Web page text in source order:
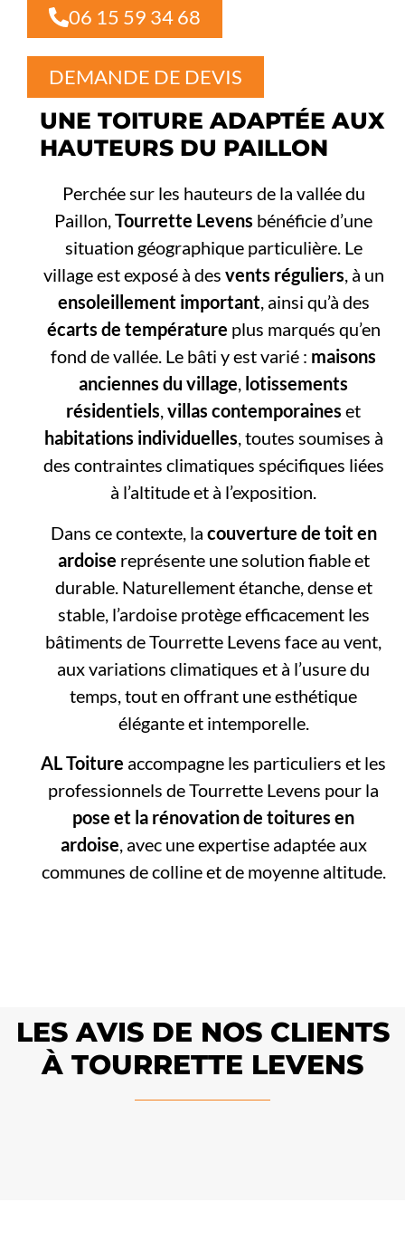
06 15 59 34 68
DEMANDE DE DEVIS
UNE TOITURE ADAPTÉE AUX
HAUTEURS DU PAILLON
Perchée sur les hauteurs de la vallée du
Paillon,Tourrette Levens bénéficie d’une
situation géographique particulière. Le
village est exposé à des vents réguliers, à un
ensoleillement important, ainsi qu’à des
écarts de température plus marqués qu’en
fond de vallée. Le bâti y est varié : maisons
anciennes du village, lotissements
résidentiels,villas contemporaines et
habitations individuelles, toutes soumises à
des contraintes climatiques spécifiques liées
à l’altitude et à l’exposition.
Dans ce contexte, la couverture de toit en
ardoise représente une solution fiable et
durable. Naturellement étanche, dense et
stable, l’ardoise protège efficacement les
bâtiments de Tourrette Levens face au vent,
aux variations climatiques et à l’usure du
temps, tout en offrant une esthétique
élégante et intemporelle.
AL Toiture accompagne les particuliers et les
professionnels de Tourrette Levens pour la
pose et la rénovation de toitures en
ardoise, avec une expertise adaptée aux
communes de colline et de moyenne altitude.
LES AVIS DE NOS CLIENTS
À TOURRETTE LEVENS